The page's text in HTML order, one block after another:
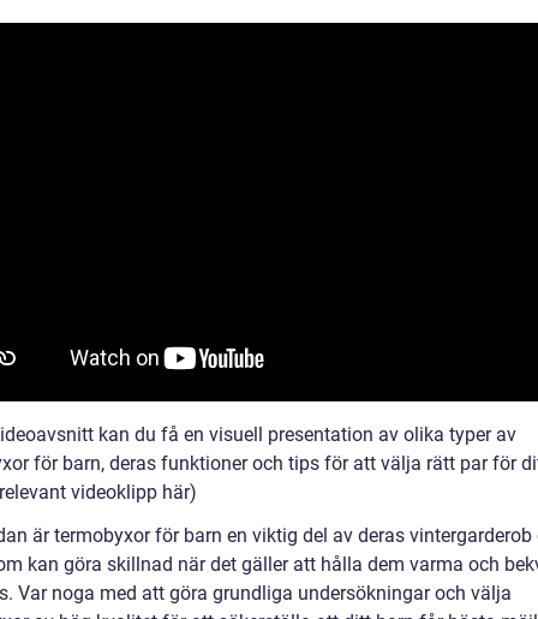
kan du få en visuell presentation av olika typer av
för barn, deras funktioner och tips för att välja rätt par för
videoklipp här)
är termobyxor för barn en viktig del av deras vintergarderob
kan göra skillnad när det gäller att hålla dem varma och
Var noga med att göra grundliga undersökningar och välja